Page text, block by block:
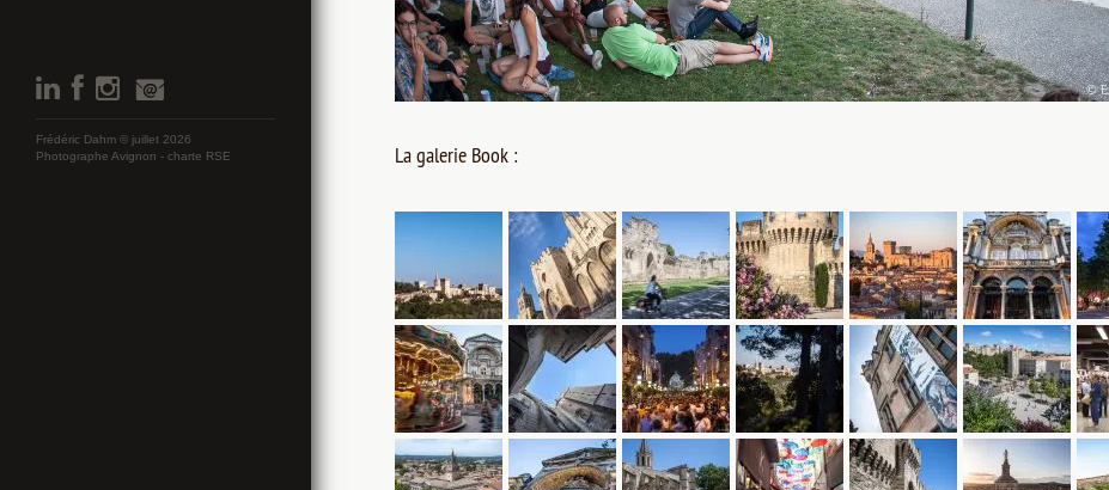
Frédéric Dahm © juillet 2026
Photographe Avignon - charte RSE La galerie Book :